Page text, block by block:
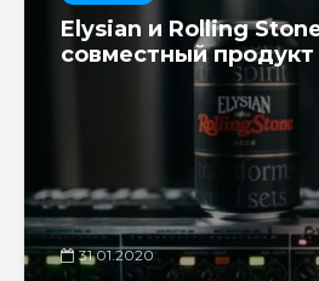
Elysian и Rolling
совместный продукт
31.01.2020